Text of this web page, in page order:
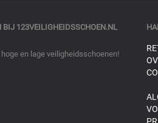
BIJ 123VEILIGHEIDSSCHOEN.NL
hoge en lage veiligheidsschoenen!